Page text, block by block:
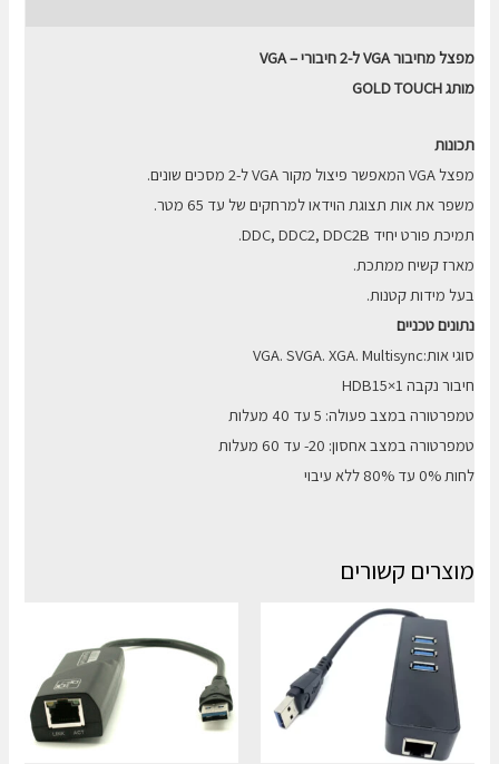
מפצל מחיבור VGA ל-2 חיבורי
– VGA
מותג GOLD TOUCH
תכונות
מפצל VGA המאפשר פיצול מקור VGA ל-2 מסכים שונים.
משפר את אות תצוגת הוידאו למרחקים של עד 65 מטר.
תמיכת פורט יחיד DDC, DDC2, DDC2B.
מארז קשיח ממתכת.
בעל מידות קטנות.
נתוניםטכניים
סוגי אות:VGA. SVGA. XGA. Multisync
חיבור נקבה 1×HDB15
טמפרטורה במצב פעולה: 5 עד 40 מעלות
טמפרטורה במצב אחסון: 20- עד 60 מעלות
לחות 0% עד 80% ללא עיבוי
מוצרים קשורים